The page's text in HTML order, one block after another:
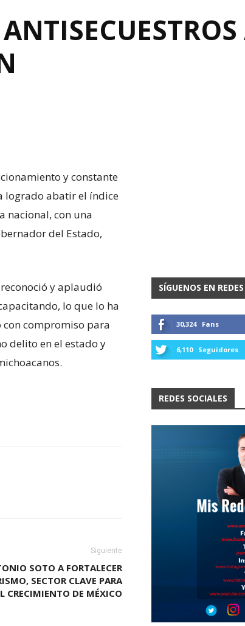
y constante
logrado abatir el índice
nacional, con una
del Estado,
y aplaudió
lo que lo ha
compromiso para
delito en el estado y
Siguiente
SOTO A FORTALECER
SECTOR CLAVE PARA
CRECIMIENTO DE MÉXICO
SÍGUENOS EN REDES
30,324 Fans
6,110 Seguidores
REDES SOCIALES